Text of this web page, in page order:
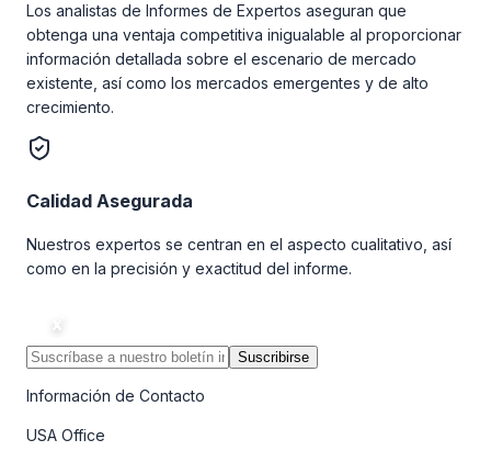
Los analistas de Informes de Expertos aseguran que
obtenga una ventaja competitiva inigualable al proporcionar
información detallada sobre el escenario de mercado
existente, así como los mercados emergentes y de alto
crecimiento.
Calidad Asegurada
Nuestros expertos se centran en el aspecto cualitativo, así
como en la precisión y exactitud del informe.
Suscribirse
Información de Contacto
USA Office